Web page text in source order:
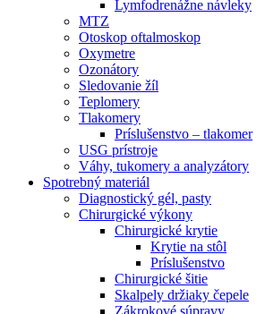
Lymfodrenážne návleky
MTZ
Otoskop oftalmoskop
Oxymetre
Ozonátory
Sledovanie žíl
Teplomery
Tlakomery
Príslušenstvo – tlakomer
USG prístroje
Váhy, tukomery a analyzátory
Spotrebný materiál
Diagnostický gél, pasty
Chirurgické výkony
Chirurgické krytie
Krytie na stôl
Príslušenstvo
Chirurgické šitie
Skalpely držiaky čepele
Zákrokové súpravy